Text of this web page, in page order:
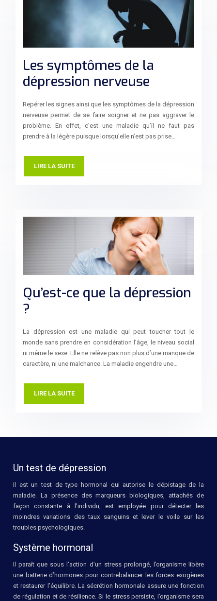
Les symptômes de la
dépression nerveuse
Repérer les signes ainsi que les symptômes de la dépression
nerveuse permet de se faire soigner et ne pas aggraver le
problème. En effet, c’est une maladie qu’il ne faut pas
prendre à la légère puisque lorsqu’elle n’est pas prise…
LIRE LA SUITE
Qu’est-ce que la dépression
?
La dépression est une maladie qui peut toucher tout le
monde sans prendre en considération l’âge, le niveau social
ni même le sexe. Elle ne relève pas non plus d’une manque de
caractère, ni une malchance. La maladie engendre une…
LIRE LA SUITE
Un test de dépression
Il est un test de type hormonal qui autorise le dépistage de la
maladie. La présence des marqueurs biologiques, attachés de
façon constante à l’individu, est employée pour détecter les
moindres variations des taux sanguins et lever le voile sur les
troubles psychologiques.
Système hormonal
Il paraît que sous l’action d’un stress prolongé, l’organisme libère
une batterie d’hormones pour contrebalancer les forces exogènes
et restaurer l’équilibre. La sécrétion hormonale assure une fonction
de régulation et de résilience. Si le stress persiste, l’organisme sera